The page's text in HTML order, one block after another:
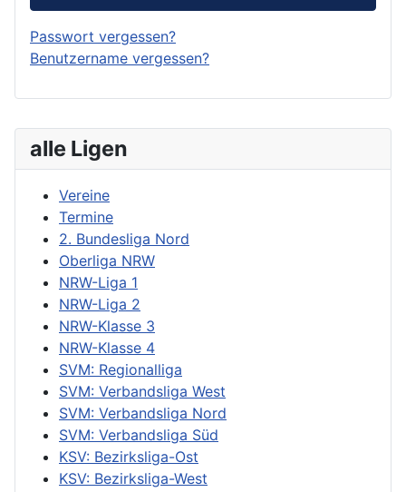
alle Ligen
Vereine
Termine
2. Bundesliga Nord
Oberliga NRW
NRW-Liga 1
NRW-Liga 2
NRW-Klasse 3
NRW-Klasse 4
SVM: Regionalliga
SVM: Verbandsliga West
SVM: Verbandsliga Nord
SVM: Verbandsliga Süd
KSV: Bezirksliga-Ost
KSV: Bezirksliga-West
Passwort vergessen?
Benutzername vergessen?